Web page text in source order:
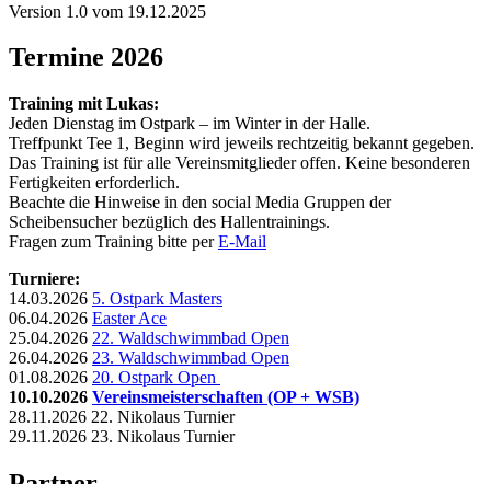
Version 1.0 vom 19.12.2025
Termine 2026
Training mit Lukas:
Jeden Dienstag im Ostpark – im Winter in der Halle.
Treffpunkt Tee 1, Beginn wird jeweils rechtzeitig bekannt gegeben.
Das Training ist für alle Vereinsmitglieder offen. Keine besonderen
Fertigkeiten erforderlich.
Beachte die Hinweise in den social Media Gruppen der
Scheibensucher bezüglich des Hallentrainings.
Fragen zum Training bitte perE-Mail
Turniere:
14.03.2026 5. Ostpark Masters
06.04.2026 Easter Ace
25.04.2026 22. Waldschwimmbad Open
26.04.2026 23. Waldschwimmbad Open
01.08.2026 20. Ostpark Open
10.10.2026 Vereinsmeisterschaften (OP + WSB)
28.11.2026 22. Nikolaus Turnier
29.11.2026 23. Nikolaus Turnier